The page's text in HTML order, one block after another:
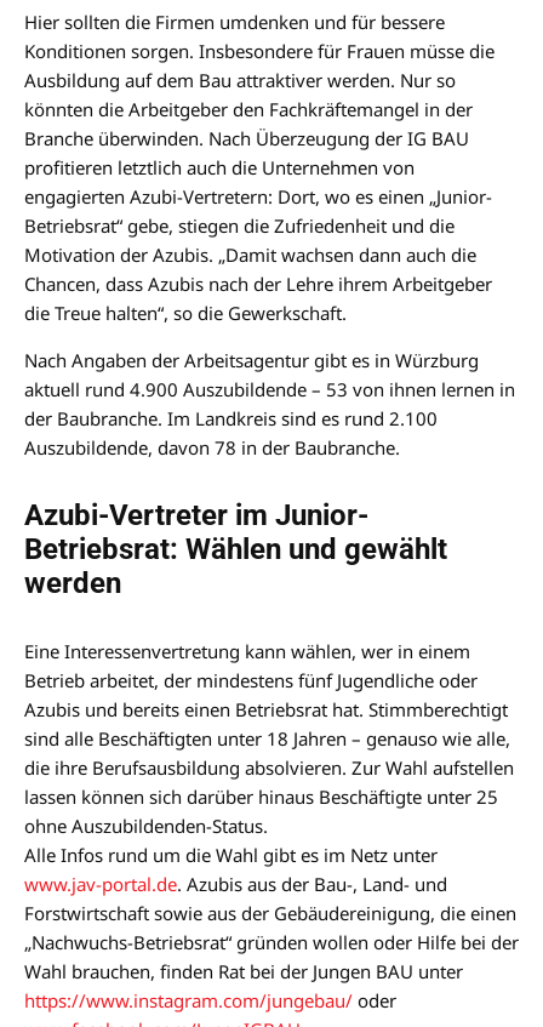
Hier sollten die Firmen umdenken und für bessere
Konditionen sorgen. Insbesondere für Frauen müsse die
Ausbildung auf dem Bau attraktiver werden. Nur so
könnten die Arbeitgeber den Fachkräftemangel in der
Branche überwinden. Nach Überzeugung der IG BAU
profitieren letztlich auch die Unternehmen von
engagierten Azubi-Vertretern: Dort, wo es einen „Junior-
Betriebsrat“ gebe, stiegen die Zufriedenheit und die
Motivation der Azubis. „Damit wachsen dann auch die
Chancen, dass Azubis nach der Lehre ihrem Arbeitgeber
die Treue halten“, so die Gewerkschaft.
Nach Angaben der Arbeitsagentur gibt es in Würzburg
aktuell rund 4.900 Auszubildende – 53 von ihnen lernen in
der Baubranche. Im Landkreis sind es rund 2.100
Auszubildende, davon 78 in der Baubranche.
Azubi-Vertreter im Junior-
Betriebsrat: Wählen und gewählt
werden
Eine Interessenvertretung kann wählen, wer in einem
Betrieb arbeitet, der mindestens fünf Jugendliche oder
Azubis und bereits einen Betriebsrat hat. Stimmberechtigt
sind alle Beschäftigten unter 18 Jahren – genauso wie alle,
die ihre Berufsausbildung absolvieren. Zur Wahl aufstellen
lassen können sich darüber hinaus Beschäftigte unter 25
ohne Auszubildenden-Status.
Alle Infos rund um die Wahl gibt es im Netz unter
www.jav-portal.de. Azubis aus der Bau-, Land- und
Forstwirtschaft sowie aus der Gebäudereinigung, die einen
„Nachwuchs-Betriebsrat“ gründen wollen oder Hilfe bei der
Wahl brauchen, finden Rat bei der Jungen BAU unter
https://www.instagram.com/jungebau/ oder